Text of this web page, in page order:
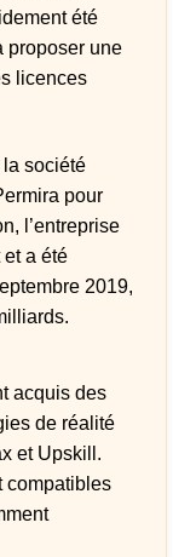
été
proposer une
licences
la société
pour
l’entreprise
et a été
2019,
acquis des
de réalité
et Upskill.
compatibles